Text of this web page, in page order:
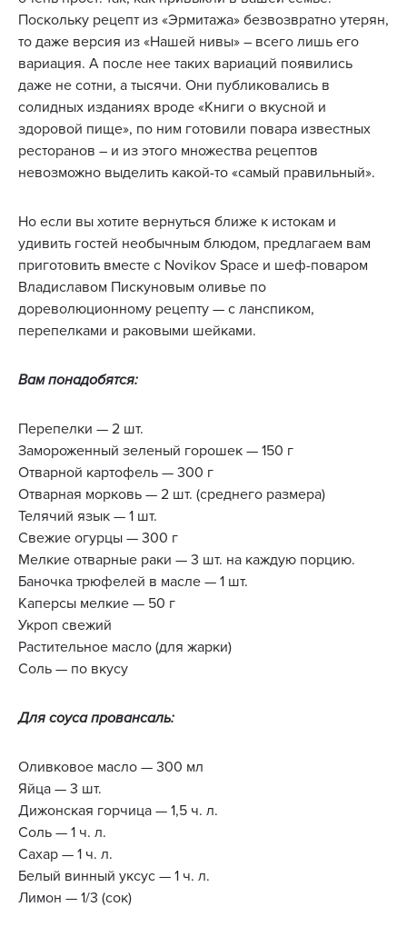
Поскольку рецепт из «Эрмитажа» безвозвратно утерян,
то даже версия из «Нашей нивы» – всего лишь его
вариация. А после нее таких вариаций появились
даже не сотни, а тысячи. Они публиковались в
солидных изданиях вроде «Книги о вкусной и
здоровой пище», по ним готовили повара известных
ресторанов – и из этого множества рецептов
невозможно выделить какой-то «самый правильный».
Но если вы хотите вернуться ближе к истокам и
удивить гостей необычным блюдом, предлагаем вам
приготовить вместе с Novikov Space и шеф-поваром
Владиславом Пискуновым оливье по
дореволюционному рецепту — с ланспиком,
перепелками и раковыми шейками.
Вам понадобятся:
Перепелки — 2 шт.
Замороженный зеленый горошек — 150 г
Отварной картофель — 300 г
Отварная морковь — 2 шт. (среднего размера)
Телячий язык — 1 шт.
Свежие огурцы — 300 г
Мелкие отварные раки — 3 шт. на каждую порцию.
Баночка трюфелей в масле — 1 шт.
Каперсы мелкие — 50 г
Укроп свежий
Растительное масло (для жарки)
Соль — по вкусу
Для соуса провансаль:
Оливковое масло — 300 мл
Яйца — 3 шт.
Дижонская горчица — 1,5 ч. л.
Соль — 1 ч. л.
Сахар — 1 ч. л.
Белый винный уксус — 1 ч. л.
Лимон — 1/3 (сок)